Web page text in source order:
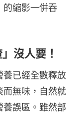
的縮影一併吞
沒人要！
養已經全數釋放
而無味，自然就
養誤區。雖然部